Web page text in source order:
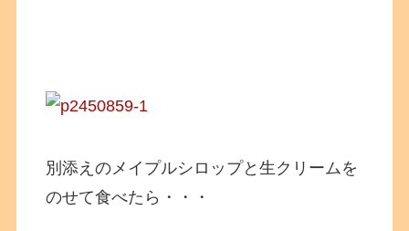
別添えのメイプルシロップと生クリームを
のせて食べたら・・・